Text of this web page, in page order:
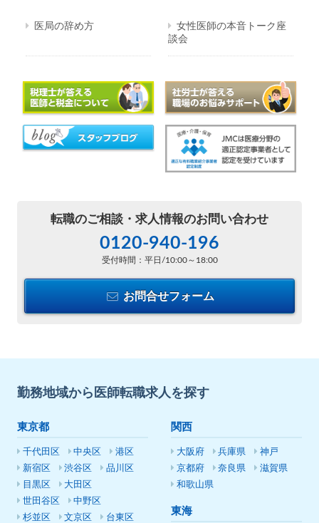
医局の辞め方
女性医師の本音トーク座
談会
転職のご相談・ 求人情報のお問い合わせ
0120-940-196
受付時間：平日/10:00～18:00
お問合せフォーム
勤務地域から医師転職求人を探す
東京都
千代田区 中央区
港区
新宿区
渋谷区
品川区
目黒区
大田区
世田谷区
中野区
杉並区
文京区
台東区
関西
大阪府 兵庫県
神戸
京都府
奈良県
滋賀県
和歌山県
東海